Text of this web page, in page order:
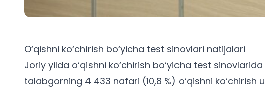
O‘qishni ko‘chirish bo‘yicha test sinovlari natijalari
Joriy yilda o‘qishni ko‘chirish bo‘yicha test
talabgorning 4 433 nafari (10,8 %) o‘qishni